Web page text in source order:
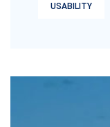
USABILITY